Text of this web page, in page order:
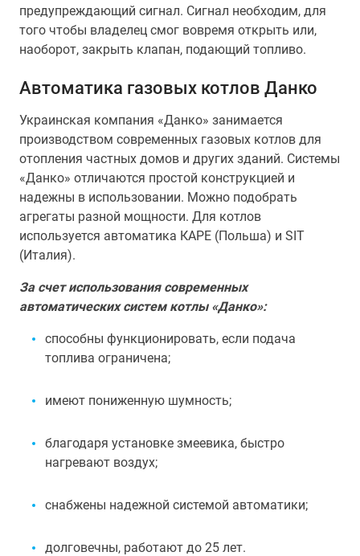
предупреждающий сигнал. Сигнал необходим, для
того чтобы владелец смог вовремя открыть или,
наоборот, закрыть клапан, подающий топливо.
Автоматика газовых котлов Данко
Украинская компания «Данко» занимается
производством современных газовых котлов для
отопления частных домов и других зданий. Системы
«Данко» отличаются простой конструкцией и
надежны в использовании. Можно подобрать
агрегаты разной мощности. Для котлов
используется автоматика КАРЕ (Польша) и SIT
(Италия).
За счет использования современных
автоматических систем котлы «Данко»:
способны функционировать, если подача
топлива ограничена;
имеют пониженную шумность;
благодаря установке змеевика, быстро
нагревают воздух;
снабжены надежной системой автоматики;
долговечны, работают до 25 лет.